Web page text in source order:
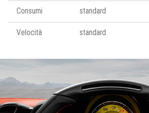
Consumi standard
Velocità standard